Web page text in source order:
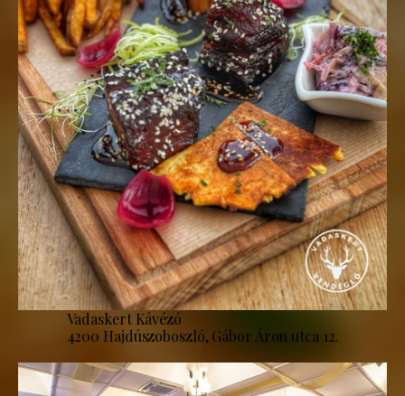
Vadaskert Kávézó
4200 Hajdúszoboszló, Gábor Áron utca 12.